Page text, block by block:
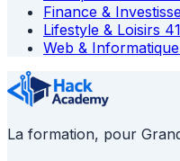
Finance &
Lifestyle & Loisirs 41
Web & Informatique
La formation, pour